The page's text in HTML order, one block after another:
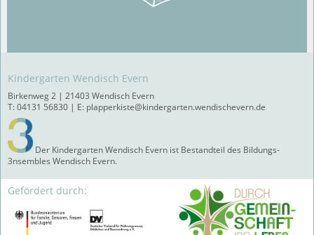
Kindergarten Wendisch Evern
Birkenweg 2 | 21403 Wendisch Evern
T: 04131 56830 | E: plapperkiste@kindergarten.wendischevern.de
Der Kindergarten Wendisch Evern ist Bestandteil des Bildungs-
3nsembles Wendisch Evern.
Gefördert durch: